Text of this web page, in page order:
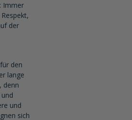
Immer
der
den
lange
denn
und
sich